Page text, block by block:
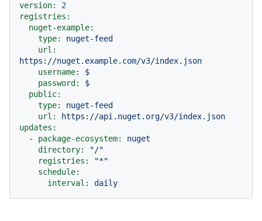
version:
2
registries:
nuget-example:
type:
nuget-feed
url:
https://nuget.example.com/v3/index.json
username:
$
password:
$
public:
type:
nuget-feed
url:
https://api.nuget.org/v3/index.json
updates:
-
package-ecosystem:
nuget
directory:
"/"
registries:
"*"
schedule:
interval:
daily